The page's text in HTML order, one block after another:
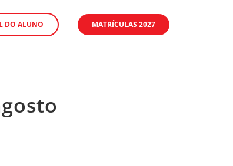
DO ALUNO MATRÍCULAS 2027